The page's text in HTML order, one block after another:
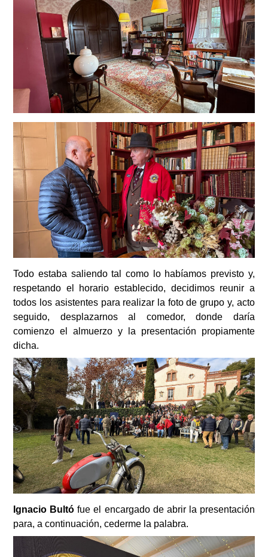
Todo estaba saliendo tal como lo habíamos previsto y,
respetando el horario establecido, decidimos reunir a
todos los asistentes para realizar la foto de grupo y, acto
seguido, desplazarnos al comedor, donde daría
comienzo el almuerzo y la presentación propiamente
dicha.
Ignacio Bultófue el encargado de abrir la presentación
para, a continuación, cederme la palabra.